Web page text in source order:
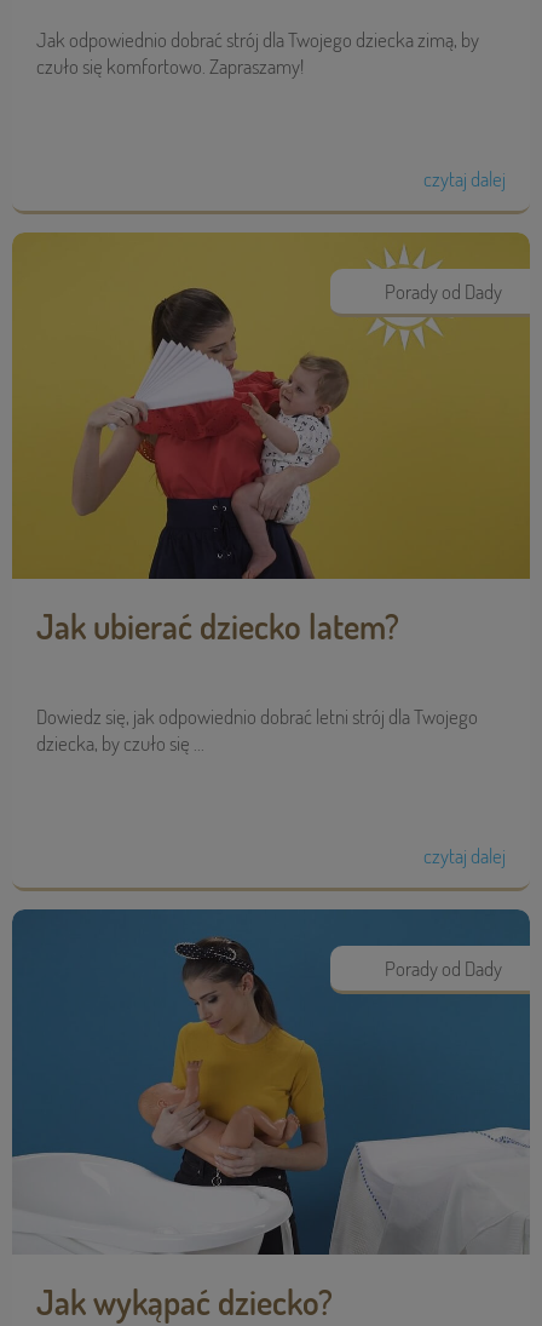
Jak odpowiednio dobrać strój dla Twojego dziecka zimą, by
czuło się komfortowo. Zapraszamy!
czytaj dalej
Porady od Dady
Jak ubierać dziecko latem?
Dowiedz się, jak odpowiednio dobrać letni strój dla Twojego
dziecka, by czuło się ...
czytaj dalej
Porady od Dady
Jak wykąpać dziecko?